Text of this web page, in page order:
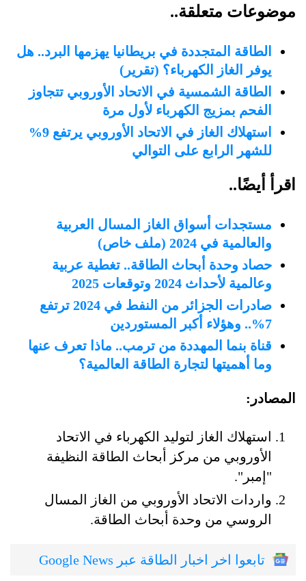
موضوعات متعلقة..
الطاقة المتجددة في بريطانيا يهزمها البرد.. هل
يوفر الغاز الكهرباء؟ (تقرير)
الطاقة الشمسية في الاتحاد الأوروبي تتجاوز
الفحم بمزيج الكهرباء لأول مرة
استهلاك الغاز في الاتحاد الأوروبي يرتفع 9%
للشهر الرابع على التوالي
اقرأ أيضًا..
مستجدات أسواق الغاز المسال العربية
والعالمية في 2024 (ملف خاص)
حصاد وحدة أبحاث الطاقة.. تغطية عربية
وعالمية لأحداث 2024 وتوقعات 2025
صادرات الجزائر من النفط في 2024 ترتفع
7%.. وهؤلاء أكبر المستوردين
قناة بنما المهددة من ترمب.. ماذا تعرف عنها
وما أهميتها لتجارة الطاقة العالمية؟
المصادر:
استهلاك الغاز لتوليد الكهرباء في الاتحاد
الأوروبي من مركز أبحاث الطاقة النظيفة
"إمبر".
واردات الاتحاد الأوروبي من الغاز المسال
الروسي من وحدة أبحاث الطاقة.
تابعوا اخر اخبار الطاقة عبر Google News